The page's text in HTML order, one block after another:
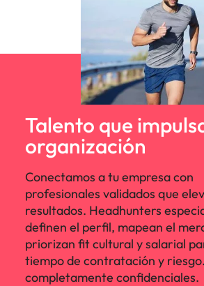
Talento que
organización
Conectamos a tu empresa con
profesionales validados que
resultados. Headhunters
definen el perfil, mapean el
priorizan fit cultural y salarial
tiempo de contratación y
completamente confidenciales.